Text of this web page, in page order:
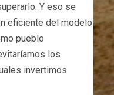
Y eso se
eficiente del modelo
pueblo
los
invertimos